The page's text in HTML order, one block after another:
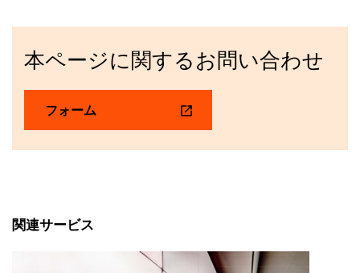
本ページに関するお問い合わせ
フォーム
関連サービス